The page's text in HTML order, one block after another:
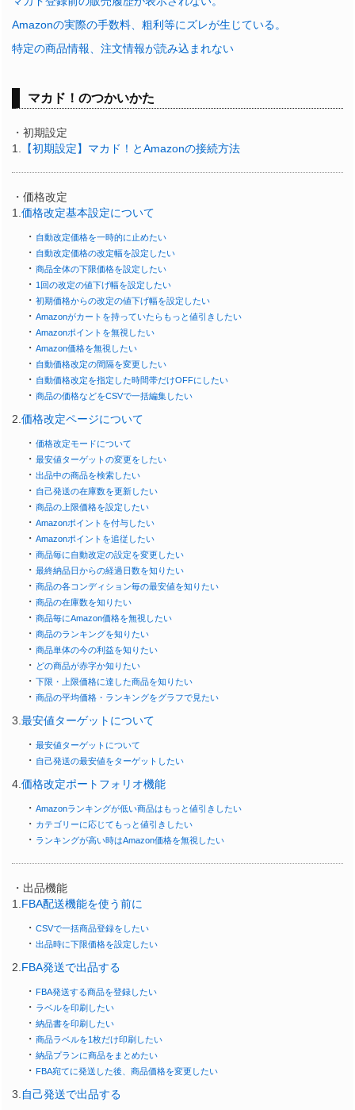
Amazonの実際の手数料、粗利等にズレが生じている。
特定の商品情報、注文情報が読み込まれない
マカド！のつかいかた
・初期設定
1.
【初期設定】マカド！とAmazonの接続方法
・価格改定
1. 価格改定基本設定について
・ 自動改定価格を一時的に止めたい
・ 自動改定価格の改定幅を設定したい
・ 商品全体の下限価格を設定したい
・ 1回の改定の値下げ幅を設定したい
・ 初期価格からの改定の値下げ幅を設定したい
・ Amazonがカートを持っていたらもっと値引きしたい
・ Amazonポイントを無視したい
・ Amazon価格を無視したい
・ 自動価格改定の間隔を変更したい
・ 自動価格改定を指定した時間帯だけOFFにしたい
・ 商品の価格などをCSVで一括編集したい
2. 価格改定ページについて
・ 価格改定モードについて
・ 最安値ターゲットの変更をしたい
・ 出品中の商品を検索したい
・ 自己発送の在庫数を更新したい
・ 商品の上限価格を設定したい
・ Amazonポイントを付与したい
・ Amazonポイントを追従したい
・ 商品毎に自動改定の設定を変更したい
・ 最終納品日からの経過日数を知りたい
・ 商品の各コンディション毎の最安値を知りたい
・ 商品の在庫数を知りたい
・ 商品毎にAmazon価格を無視したい
・ 商品のランキングを知りたい
・ 商品単体の今の利益を知りたい
・ どの商品が赤字か知りたい
・ 下限・上限価格に達した商品を知りたい
・ 商品の平均価格・ランキングをグラフで見たい
3. 最安値ターゲットについて
・ 最安値ターゲットについて
・ 自己発送の最安値をターゲットしたい
4. 価格改定ポートフォリオ機能
・ Amazonランキングが低い商品はもっと値引きしたい
・ カテゴリーに応じてもっと値引きしたい
・ ランキングが高い時はAmazon価格を無視したい
・出品機能
1. FBA配送機能を使う前に
・ CSVで一括商品登録をしたい
・ 出品時に下限価格を設定したい
2. FBA発送で出品する
・ FBA発送する商品を登録したい
・ ラベルを印刷したい
・ 納品書を印刷したい
・ 商品ラベルを1枚だけ印刷したい
・ 納品プランに商品をまとめたい
・ FBA宛てに発送した後、商品価格を変更したい
3. 自己発送で出品する